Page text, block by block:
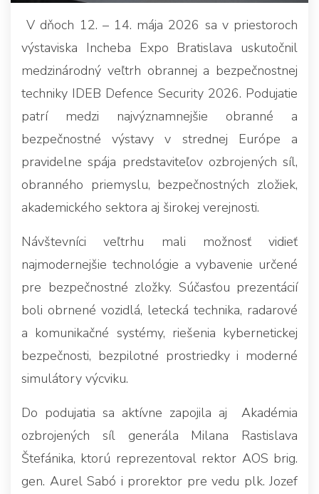
V dňoch 12. – 14. mája 2026 sa v priestoroch
výstaviska Incheba Expo Bratislava uskutočnil
medzinárodný veľtrh obrannej a bezpečnostnej
techniky IDEB Defence Security 2026. Podujatie
patrí medzi najvýznamnejšie obranné a
bezpečnostné výstavy v strednej Európe a
pravidelne spája predstaviteľov ozbrojených síl,
obranného priemyslu, bezpečnostných zložiek,
akademického sektora aj širokej verejnosti.
Návštevníci veľtrhu mali možnosť vidieť
najmodernejšie technológie a vybavenie určené
pre bezpečnostné zložky. Súčasťou prezentácií
boli obrnené vozidlá, letecká technika, radarové
a komunikačné systémy, riešenia kybernetickej
bezpečnosti, bezpilotné prostriedky i moderné
simulátory výcviku.
Do podujatia sa aktívne zapojila aj Akadémia
ozbrojených síl generála Milana Rastislava
Štefánika, ktorú reprezentoval rektor AOS brig.
gen. Aurel Sabó i prorektor pre vedu plk. Jozef